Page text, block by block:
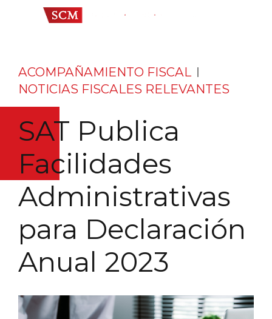
ACOMPAÑAMIENTO FISCAL
NOTICIAS FISCALES RELEVANTES
SAT Publica
Facilidades
Administrativas
para Declaración
Anual 2023